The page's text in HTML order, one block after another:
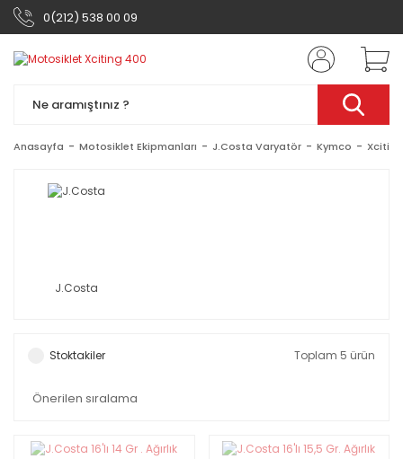
0(212) 538 00 09
Anasayfa Motosiklet Ekipmanları J.Costa Varyatör Kymco
J.Costa
Stoktakiler Toplam 5 ürün